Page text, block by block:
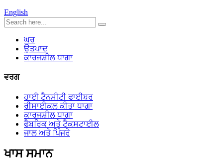
English
ਘਰ
ਉਤਪਾਦ
ਕਾਰਜਸ਼ੀਲ ਧਾਗਾ
ਵਰਗ
ਹਾਈ ਟੈਨਸੀਟੀ ਫਾਈਬਰ
ਰੀਸਾਈਕਲ ਕੀਤਾ ਧਾਗਾ
ਕਾਰਜਸ਼ੀਲ ਧਾਗਾ
ਫੈਬਰਿਕ ਅਤੇ ਟੈਕਸਟਾਈਲ
ਜਾਲ ਅਤੇ ਪਿੰਜਰੇ
ਖਾਸ ਸਮਾਨ